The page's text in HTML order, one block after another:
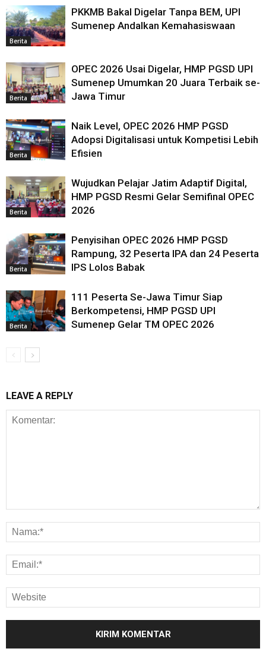
Berita
PKKMB Bakal Digelar Tanpa BEM, UPI
Sumenep Andalkan Kemahasiswaan
Berita
OPEC 2026 Usai Digelar, HMP PGSD UPI
Sumenep Umumkan 20 Juara Terbaik se-
Jawa Timur
Berita
Naik Level, OPEC 2026 HMP PGSD
Adopsi Digitalisasi untuk Kompetisi Lebih
Efisien
Berita
Wujudkan Pelajar Jatim Adaptif Digital,
HMP PGSD Resmi Gelar Semifinal OPEC
2026
Berita
Penyisihan OPEC 2026 HMP PGSD
Rampung, 32 Peserta IPA dan 24 Peserta
IPS Lolos Babak
Berita
111 Peserta Se-Jawa Timur Siap
Berkompetensi, HMP PGSD UPI
Sumenep Gelar TM OPEC 2026
LEAVE A REPLY